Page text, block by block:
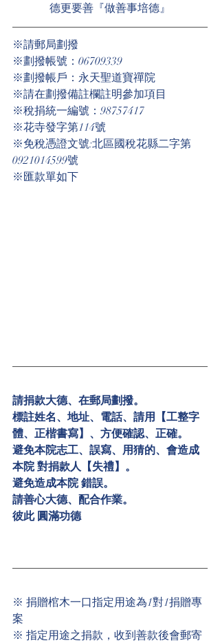
德更要善『做善事培德』
※請郵局劃撥
※劃撥帳號：06709339
※劃撥帳戶：永天聖道寶禪院
※請在劃撥備註欄註明參加項目
※稅捐統一編號：98757417
※花寺發字第114號
※免稅憑證文號:北區國稅花縣二字第
0921014599號
※匯款單如下
請捐款大德、在郵局劃撥。
標註姓名、地址、電話、請用【工整字
體、正楷書寫】、方便確認、正確。
避免本院志工、誤寫、用猜的、會造成
本院 對捐款人【失禮】。
避免造成本院 錯誤。
請善心大德、配合作業。
彼此 圓滿功德
※ 捐贈棺木一口指定用途為1對1捐贈專
案
※ 指定用途之捐款，收到善款後會郵寄